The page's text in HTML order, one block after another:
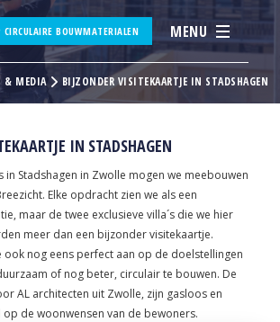
CIRCULAIRE BOUWMATERIALEN MENU
& MEDIA BIJZONDER VISITEKAARTJE IN STADSHAGEN
IN STADSHAGEN
in Stadshagen in Zwolle mogen we meebouwen
Elke opdracht zien we als een
maar de twee exclusieve villa´s die we hier
meer dan een bijzonder visitekaartje.
ook nog eens perfect aan op de doelstellingen
of nog beter, circulair te bouwen. De
AL architecten uit Zwolle, zijn gasloos en
de woonwensen van de bewoners.